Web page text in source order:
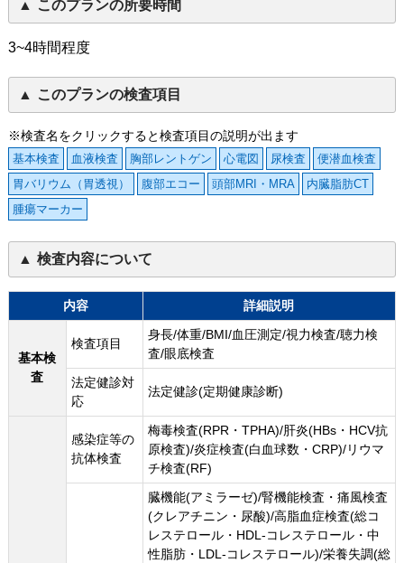
このプランの所要時間
3~4時間程度
このプランの検査項目
※検査名をクリックすると検査項目の説明が出ます
基本検査 血液検査 胸部レントゲン 心電図 尿検査
便潜血検査
胃バリウム（胃透視）
腹部エコー 頭部MRI・MRA
内臓脂肪CT
腫瘍マーカー
検査内容について
内容 詳細説明
基本検
査
検査項目
身長/体重/BMI/血圧測定/視力検査/聴力検
査/眼底検査
法定健診対
応
法定健診(定期健康診断)
感染症等の
抗体検査
梅毒検査(RPR・TPHA)/肝炎(HBs・HCV抗
原検査)/炎症検査(白血球数・CRP)/リウマ
チ検査(RF)
臓機能(アミラーゼ)/腎機能検査・痛風検査
(クレアチニン・尿酸)/高脂血症検査(総コ
レステロール・HDL-コレステロール・中
性脂肪・LDL-コレステロール)/栄養失調(総